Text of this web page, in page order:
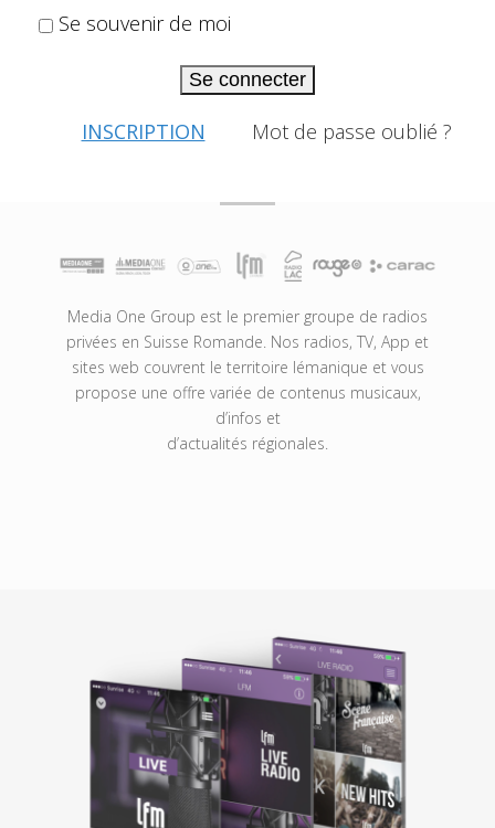
Se souvenir de moi
Se connecter
INSCRIPTION Mot de passe oublié ?
Media One Group est le premier groupe de radios
privées en Suisse Romande. Nos radios, TV, App et
sites web couvrent le territoire lémanique et vous
propose une offre variée de contenus musicaux,
d’infos et
d’actualités régionales.